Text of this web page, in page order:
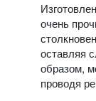
очень
оставляя
образом,
проводя